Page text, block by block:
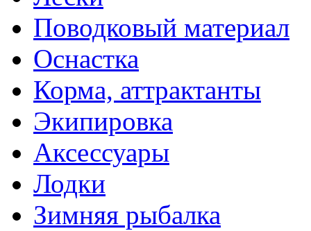
Поводковый материал
Оснастка
Корма, аттрактанты
Экипировка
Аксессуары
Лодки
Зимняя рыбалка